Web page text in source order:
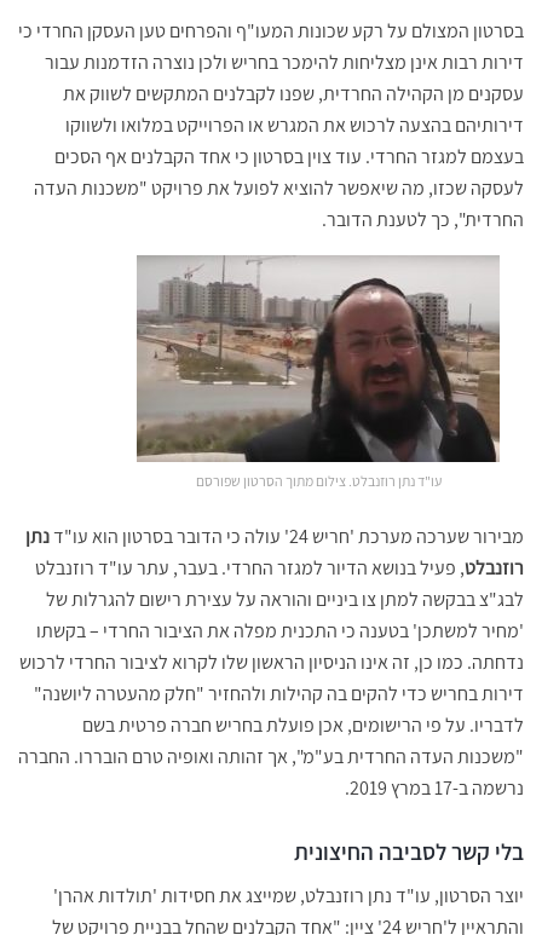
בסרטון המצולם על רקע שכונות המעו"ף והפרחים טען העסקן החרדי כי
דירות רבות אינן מצליחות להימכר בחריש ולכן נוצרה הזדמנות עבור
עסקנים מן הקהילה החרדית, שפנו לקבלנים המתקשים לשווק את
דירותיהם בהצעה לרכוש את המגרש או הפרוייקט במלואו ולשווקו
בעצמם למגזר החרדי. עוד צוין בסרטון כי אחד הקבלנים אף הסכים
לעסקה שכזו, מה שיאפשר להוציא לפועל את פרויקט "משכנות העדה
החרדית", כך לטענת הדובר.
עו"ד נתן רוזנבלט. צילום מתוך הסרטון שפורסם
מבירור שערכה מערכת 'חריש 24' עולה כי הדובר בסרטון הוא עו"ד
נתן
רוזנבלט, פעיל בנושא הדיור למגזר החרדי. בעבר, עתר עו"ד רוזנבלט
לבג"צ בבקשה למתן צו ביניים והוראה על עצירת רישום להגרלות של
'מחיר למשתכן' בטענה כי התכנית מפלה את הציבור החרדי – בקשתו
נדחתה. כמו כן, זה אינו הניסיון הראשון שלו לקרוא לציבור החרדי לרכוש
דירות בחריש כדי להקים בה קהילות ולהחזיר "חלק מהעטרה ליושנה"
לדבריו. על פי הרישומים, אכן פועלת בחריש חברה פרטית בשם
"משכנות העדה החרדית בע"מ", אך זהותה ואופיה טרם הובררו. החברה
נרשמה ב-17 במרץ 2019.
בלי קשר לסביבה החיצונית
יוצר הסרטון, עו"ד נתן רוזנבלט, שמייצג את חסידות 'תולדות אהרן'
והתראיין ל'חריש 24' ציין: "אחד הקבלנים שהחל בבניית פרויקט של